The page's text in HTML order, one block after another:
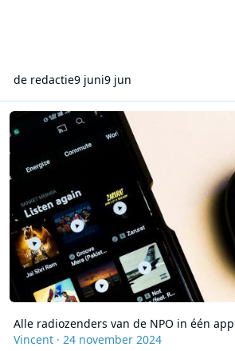
de redactie9 juni9 jun
Alle radiozenders van de NPO in één app
Alle radiozenders van de NPO in één app
Vincent· 24 november 2024